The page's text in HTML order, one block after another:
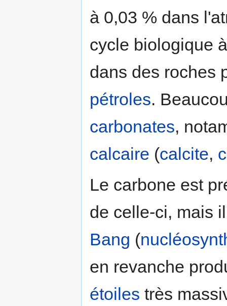
à 0,03 % dans
cycle biologique
dans des roches
pétroles.
carbonates,
calcaire (calcite,
Le carbone est
de celle-ci, mais
Bang (
en revanche
étoiles très